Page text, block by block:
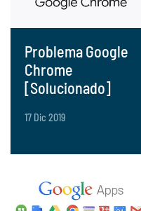
Problema Google
Chrome
[Solucionado]
17 Dic 2019